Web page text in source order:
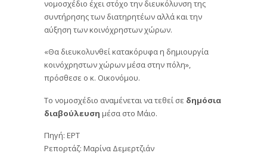
νομοσχέδιο έχει στόχο την διευκόλυνση της
συντήρησης των διατηρητέων αλλά και την
αύξηση των κοινόχρηστων χώρων.
«Θα διευκολυνθεί κατακόρυφα η δημιουργία
κοινόχρηστων χώρων μέσα στην πόλη»,
πρόσθεσε ο κ. Οικονόμου.
Το νομοσχέδιο αναμένεται να τεθεί σε δημόσια
διαβούλευση μέσα στο Μάιο.
Πηγή: ΕΡΤ
Ρεπορτάζ: Μαρίνα Δεμερτζιάν